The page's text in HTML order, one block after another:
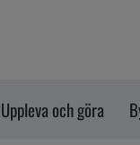
Uppleva och göra